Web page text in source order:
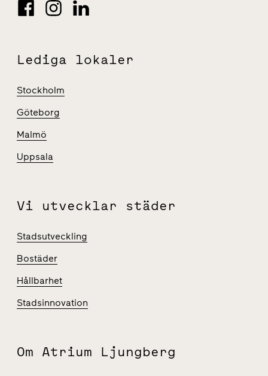
Lediga lokaler
Stockholm
Göteborg
Malmö
Uppsala
Vi utvecklar städer
Stadsutveckling
Bostäder
Hållbarhet
Stadsinnovation
Om Atrium Ljungberg